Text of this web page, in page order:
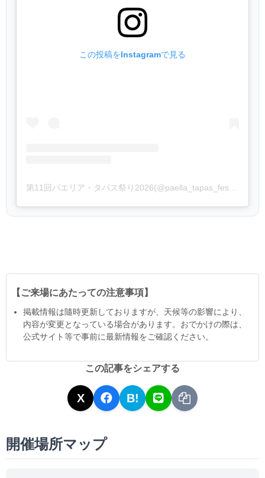
この投稿をInstagramで見る
【ご来場にあたっての注意事項】
掲載情報は隨時更新しておりますが、天候等の影響により、
内容が変更となっている場合があります。おでかけの際は、
公式サイト等で事前に最新情報をご確認ください。
この記事をシェアする
X B!
開催場所マップ